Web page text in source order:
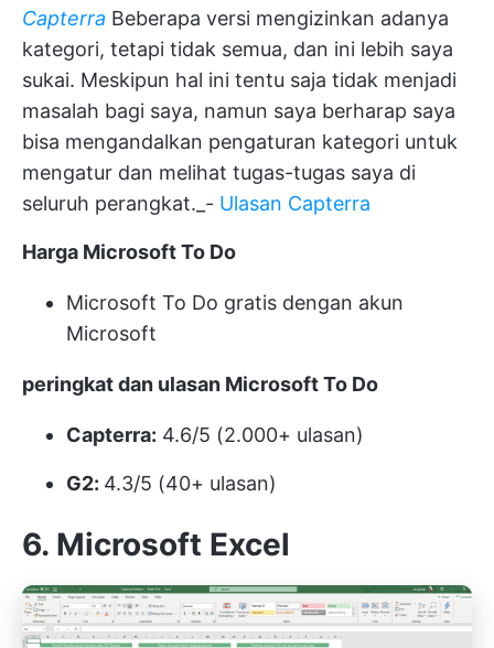
Capterra Beberapa versi mengizinkan adanya
kategori, tetapi tidak semua, dan ini lebih saya
sukai. Meskipun hal ini tentu saja tidak menjadi
masalah bagi saya, namun saya berharap saya
bisa mengandalkan pengaturan kategori untuk
mengatur dan melihat tugas-tugas saya di
seluruh perangkat._- Ulasan Capterra
Harga Microsoft To Do
Microsoft To Do gratis dengan akun
Microsoft
peringkat dan ulasan Microsoft To Do
Capterra: 4.6/5 (2.000+ ulasan)
G2: 4.3/5 (40+ ulasan)
6. Microsoft Excel